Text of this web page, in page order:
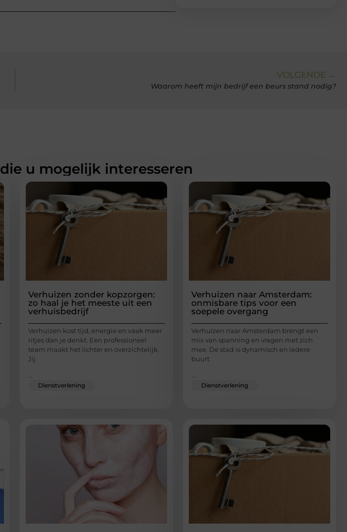
VOLGENDE →
Waarom heeft mijn bedrijf een beurs stand nodig?
die u mogelijk interesseren
Verhuizen zonder kopzorgen:
zo haal je het meeste uit een
verhuisbedrijf
Verhuizen kost tijd, energie en vaak meer
ritjes dan je denkt. Een professioneel
team maakt het lichter en overzichtelijk.
Jij
...
Dienstverlening
Verhuizen naar Amsterdam:
onmisbare tips voor een
soepele overgang
Verhuizen naar Amsterdam brengt een
mix van spanning en vragen met zich
mee. De stad is dynamisch en iedere
buurt
...
Dienstverlening